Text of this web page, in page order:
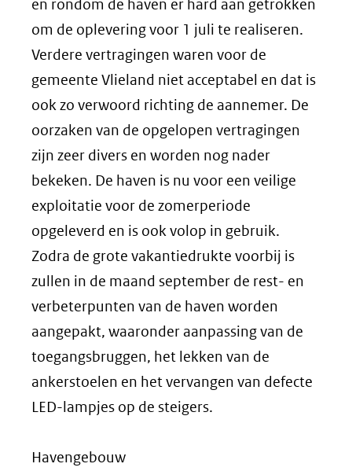
en rondom de haven er hard aan getrokken
om de oplevering voor 1 juli te realiseren.
Verdere vertragingen waren voor de
gemeente Vlieland niet acceptabel en dat is
ook zo verwoord richting de aannemer. De
oorzaken van de opgelopen vertragingen
zijn zeer divers en worden nog nader
bekeken. De haven is nu voor een veilige
exploitatie voor de zomerperiode
opgeleverd en is ook volop in gebruik.
Zodra de grote vakantiedrukte voorbij is
zullen in de maand september de rest- en
verbeterpunten van de haven worden
aangepakt, waaronder aanpassing van de
toegangsbruggen, het lekken van de
ankerstoelen en het vervangen van defecte
LED-lampjes op de steigers.
Havengebouw